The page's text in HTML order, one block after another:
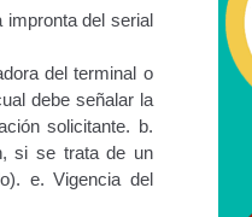
Depositados en
impronta del serial
del terminal o
debe señalar la
solicitante. b.
si se trata de un
e. Vigencia del